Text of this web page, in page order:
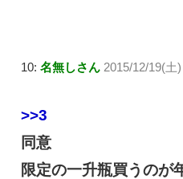
10: 名無しさん 2015/12/19(土
>>3
同意
限定の一升瓶買うのが